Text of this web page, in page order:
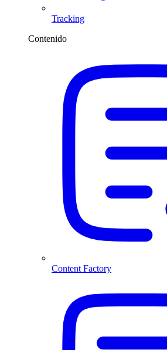
Tracking
Contenido
Content Factory